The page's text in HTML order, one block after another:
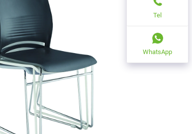
Tel
WhatsApp